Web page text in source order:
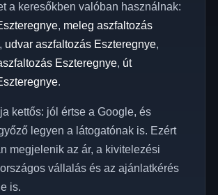
a keresőkben valóban használnak:
, meleg aszfaltozás
udvar aszfaltozás Eszteregnye,
Eszteregnye, út
.
kettős: jól értse a Google, és
legyen a látogatónak is. Ezért
megjelenik az ár, a kivitelezési
vállalás és az ajánlatkérés
is.